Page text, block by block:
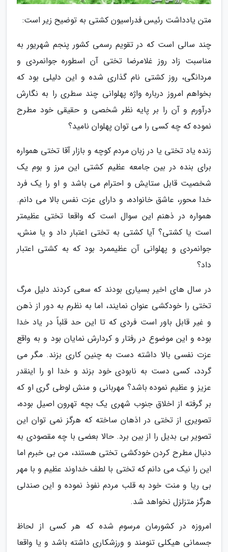
متن یادداشت رئیس فدراسیون کشتی به توضیح زیر است:
چند سالی است که در تقویم رسمی کشور پنجم شهریور به
مناسبت زاد روز غلامرضا تختی آن اسطوره جوانمردی و
مردانگی، روز کشتی نام گذاری شده و این دلیلی بود که
بخواهم امروز درباره واژه پهلوانی چند سطری را به نگارش
درآورم و آن را بر پایه نظر شخصی و حقیقی خود مطرح
نموده که چه کسی را می توان پهلوان نامید؟
زنده یاد تختی یا در زبان مردم کوچه و بازار آقا تختی همواره
برای بنده در بین جامعه عظیم کشتی این مرز و بوم یک
شخصیت قابل ستایش و احترام می باشد و او را یک فرد
خدا محور، عاشق خانواده، و دارای عزت نفس بالا می دانم.
همواره در ذهنم این سوال است که واقعا تختی عظیمتر
است یا کشتی؟ آیا کشتی به تختی اعتبار داد و یا منش،
جوانمردی و پهلوانی آن عظیممرد بود که به کشتی اعتبار
داد؟
در سال های اخیر بسیاری بودند که سعی کردند دلیل مرگ
تختی را خودکشی عنوان نمایند، اما به نظرم به دور از ذهن
و غیر قابل باور است فردی که تا این حد قلباً در یاد خدا
بوده و این موضوع در رفتار و کردارش نمایان بود و به واقع
عزت نفسی بالا داشته دست به چنین کاری بزند. مگر می
گردد، کسی دست به نابودی خود بزند و خدا او را اینقدر
عزیز و عظیم نموده باشد؟ مهربانی و منش لوطی گری او که
بر گرفته از اخلاق جنوب شهری یک بچه تهرون اصیل بوده،
تصویری از تختی در اذهان ساخته که هرگز نمی توان این
تصویر بی بدیل را از بین برد. حالا بعضی با چه مقصودی به
دنبال مطرح کردن خودکشی تختی هستند، من بی خبرم اما
این را نیک می دانم که تختی با لطف خداوند عظیم و با مهر
بی ریا و منت خود به قلب مردم نفوذ نموده و این صندلی
هرگز متزلزل نخواهد شد.
امروزه در کشورمان مرسوم شده که هر کسی از لحاظ
جسمانی هیکلی تنومند و ورزشکاری داشته باشد و یا واقعا